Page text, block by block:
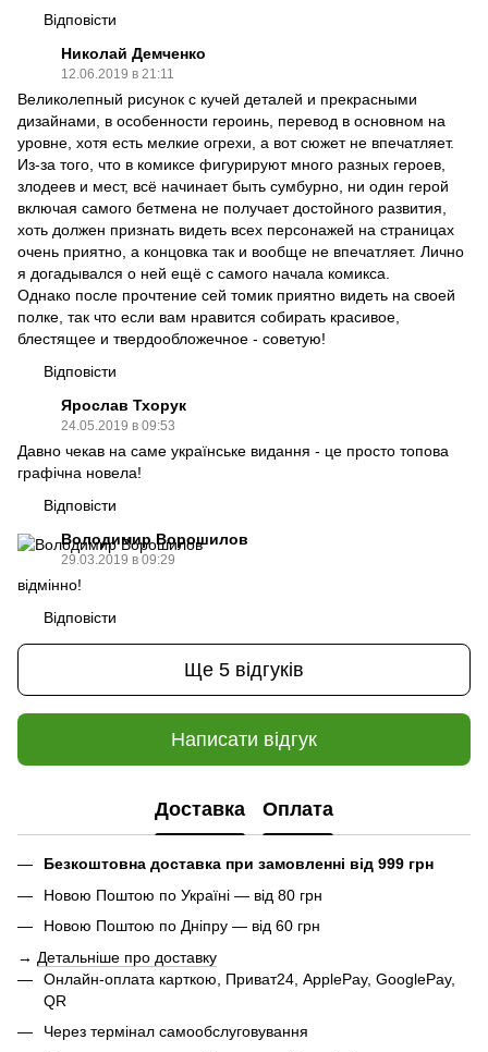
Відповісти
Николай Демченко
12.06.2019 в 21:11
Великолепный рисунок с кучей деталей и прекрасными
дизайнами, в особенности героинь, перевод в основном на
уровне, хотя есть мелкие огрехи, а вот сюжет не впечатляет.
Из-за того, что в комиксе фигурируют много разных героев,
злодеев и мест, всё начинает быть сумбурно, ни один герой
включая самого бетмена не получает достойного развития,
хоть должен признать видеть всех персонажей на страницах
очень приятно, а концовка так и вообще не впечатляет. Лично
я догадывался о ней ещё с самого начала комикса.
Однако после прочтение сей томик приятно видеть на своей
полке, так что если вам нравится собирать красивое,
блестящее и твердообложечное - советую!
Відповісти
Ярослав Тхорук
24.05.2019 в 09:53
Давно чекав на саме українське видання - це просто топова
графічна новела!
Відповісти
Володимир Ворошилов
29.03.2019 в 09:29
відмінно!
Відповісти
Ще 5 відгуків
Написати відгук
Доставка Оплата
Безкоштовна доставка при замовленні від 999 грн
Новою Поштою по Україні — від 80 грн
Новою Поштою по Дніпру — від 60 грн
→ Детальніше про доставку
Онлайн-оплата карткою, Приват24, ApplePay, GooglePay,
QR
Через термінал самообслуговування